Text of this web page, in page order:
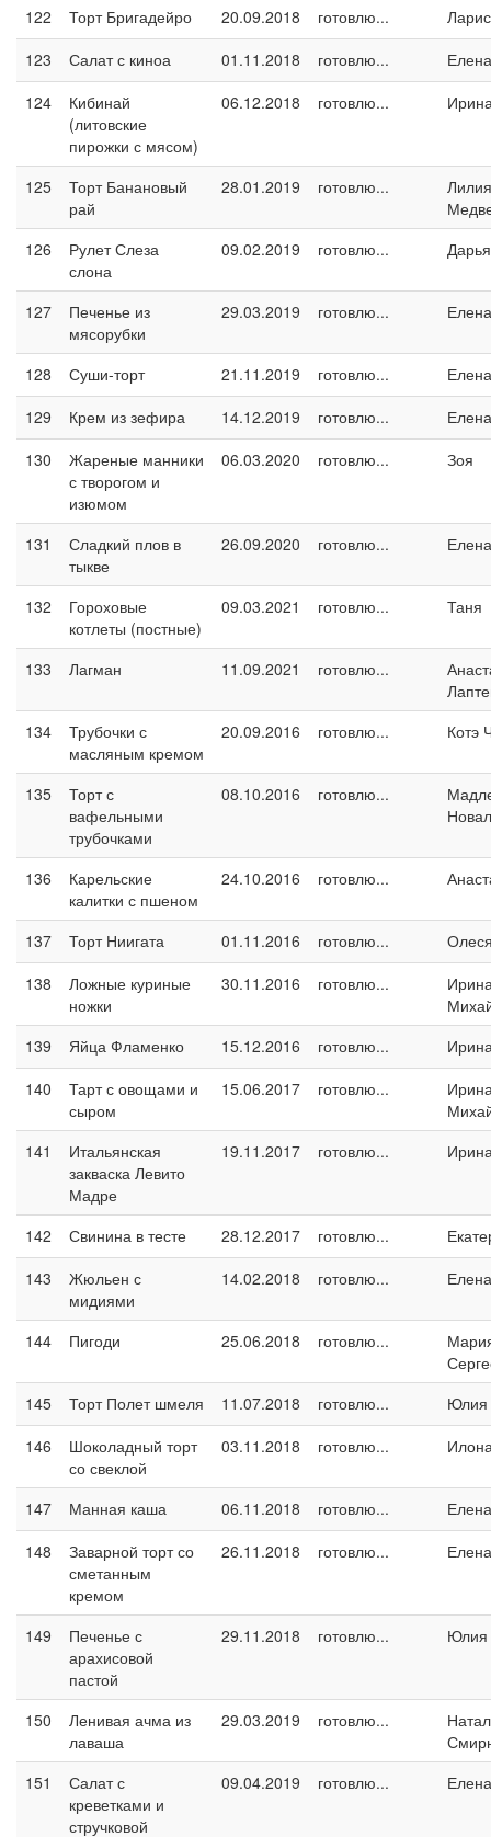
122 Торт Бригадейро 20.09.2018 готовлю...
123
Салат с киноа 01.11.2018 готовлю...
124
Кибинай
(литовские
пирожки с мясом)
06.12.2018 готовлю...
125
Торт Банановый
рай
28.01.2019 готовлю...
Лилия
126
Рулет Слеза
слона
09.02.2019 готовлю... Дарья
127
Печенье из
мясорубки
29.03.2019 готовлю...
128 Суши-торт 21.11.2019 готовлю...
129
Крем из зефира 14.12.2019 готовлю...
130
Жареные манники
с творогом и
изюмом
06.03.2020 готовлю... Зоя
131
Сладкий плов в
тыкве
26.09.2020 готовлю...
132
Гороховые
котлеты (постные)
09.03.2021 готовлю... Таня
133 Лагман 11.09.2021 готовлю...
134
Трубочки с
масляным кремом
20.09.2016 готовлю... Котэ
135
Торт с
вафельными
трубочками
08.10.2016 готовлю...
136
Карельские
калитки с пшеном
24.10.2016 готовлю...
137 Торт Ниигата 01.11.2016 готовлю...
138
Ложные куриные
ножки
30.11.2016 готовлю...
139
Яйца Фламенко 15.12.2016 готовлю...
140
Тарт с овощами и
сыром
15.06.2017 готовлю...
141
Итальянская
закваска Левито
Мадре
19.11.2017 готовлю...
142 Свинина в тесте 28.12.2017 готовлю...
143
Жюльен с
мидиями
14.02.2018 готовлю...
144 Пигоди 25.06.2018 готовлю...
145
Торт Полет шмеля 11.07.2018 готовлю...
Юлия
146
Шоколадный торт
со свеклой
03.11.2018 готовлю...
147 Манная каша 06.11.2018 готовлю...
148
Заварной торт со
сметанным
кремом
26.11.2018 готовлю...
149
Печенье с
арахисовой
пастой
29.11.2018 готовлю... Юлия
150
Ленивая ачма из
лаваша
29.03.2019 готовлю...
151
Салат с
креветками и
стручковой
09.04.2019 готовлю...